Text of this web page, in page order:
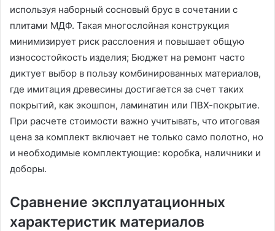
используя наборный сосновый брус в сочетании с
плитами МДФ. Такая многослойная конструкция
минимизирует риск расслоения и повышает общую
износостойкость изделия; Бюджет на ремонт часто
диктует выбор в пользу комбинированных материалов,
где имитация древесины достигается за счет таких
покрытий, как экошпон, ламинатин или ПВХ-покрытие.
При расчете стоимости важно учитывать, что итоговая
цена за комплект включает не только само полотно, но
и необходимые комплектующие: коробка, наличники и
доборы.
Сравнение эксплуатационных
характеристик материалов